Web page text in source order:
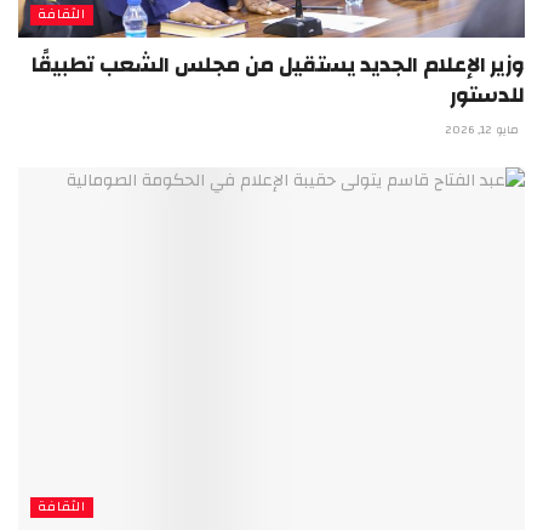
الثقافة
وزير الإعلام الجديد يستقيل من مجلس الشعب تطبيقًا
للدستور
مايو 12, 2026
الثقافة